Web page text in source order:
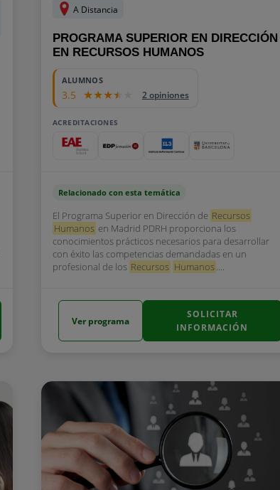
A Distancia
PROGRAMA SUPERIOR EN DIRECCIÓN
EN RECURSOS HUMANOS
ALUMNOS
3.5 2 opiniones
ACREDITACIONES
Relacionado con esta temática
El Programa Superior en Dirección de Recursos
Humanos en Madrid PDRH proporciona los
conocimientos prácticos necesarios para desarrollar
con éxito las competencias demandadas en un
profesional de los Recursos Humanos....
Ver programa
SOLICITAR
INFORMACIÓN